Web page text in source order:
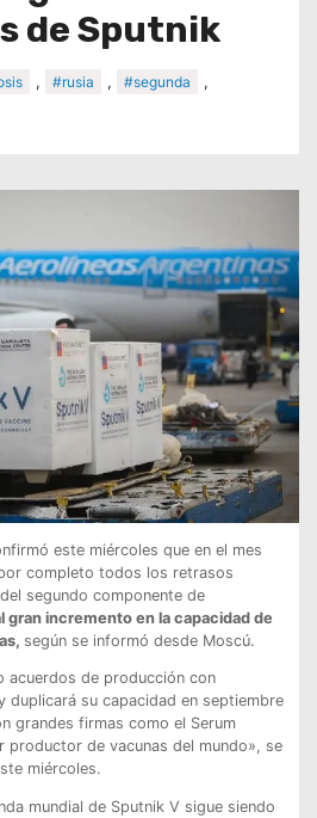
de Sputnik
, #rusia , #segunda
,
este miércoles que en el mes
completo todos los retrasos
segundo componente de
gran incremento en la capacidad de
según se informó desde Moscú.
acuerdos de producción con
duplicará su capacidad en septiembre
grandes firmas como el Serum
productor de vacunas del mundo», se
miércoles.
mundial de Sputnik V sigue siendo